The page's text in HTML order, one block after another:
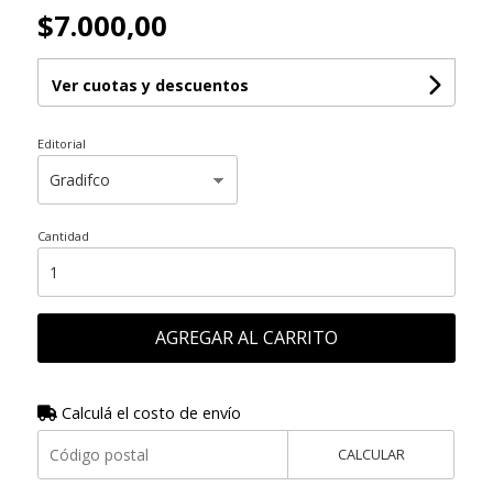
$7.000,00
Ver cuotas y descuentos
Editorial
Cantidad
AGREGAR AL CARRITO
Calculá el costo de envío
CALCULAR